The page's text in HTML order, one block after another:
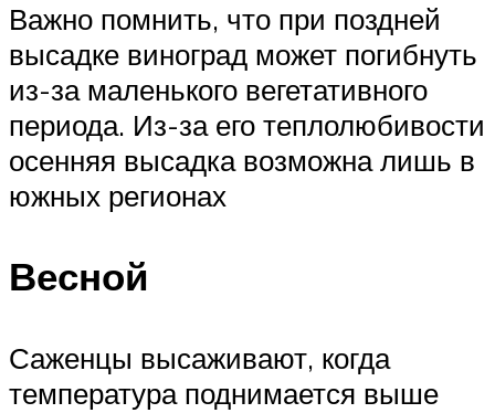
Важно помнить, что при поздней
высадке виноград может погибнуть
из-за маленького вегетативного
периода. Из-за его теплолюбивости
осенняя высадка возможна лишь в
южных регионах
Весной
Саженцы высаживают, когда
температура поднимается выше